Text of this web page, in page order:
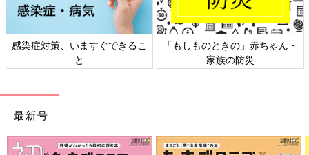
にて配信中：
https://www.youtube.com/channel/UCrqbTAs-
OqW0ywKdQDAnQOg
■六星占術占いサイト 細木数子 細木かおり：
https://www.6sei.net/
https://www.6sei.net/school/introduction/
2026年の運命と相性
感染症対策、いますぐできるこ
と
「もしものときの」赤ちゃん・
家族の防災
最新号